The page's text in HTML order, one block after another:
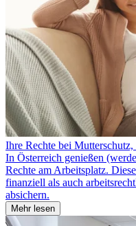
Ihre Rechte bei
In Österreich genießen
Rechte am Arbeitsplatz.
finanziell als auch
absichern.
Mehr lesen